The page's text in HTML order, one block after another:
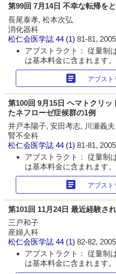
第99回 7月14日 不幸な転帰を
長尾泰孝, 松本次弘
消化器科
松仁会医学誌 44 (1)81-81,
アブストラクト： 従量制
は基本料金に含まれます。
article アブスト
第100回 9月15日 ヘマトクリ
たネフローゼ症候群の1例
井戸本陽子, 安田考志, 川瀬義夫
腎不全科
松仁会医学誌 44 (1)81-81,
アブストラクト： 従量制
は基本料金に含まれます。
article アブスト
第101回 11月24日 最近経験さ
三戸和子
産婦人科
松仁会医学誌 44 (1)82-82,
アブストラクト： 従量制
は基本料金に含まれます。